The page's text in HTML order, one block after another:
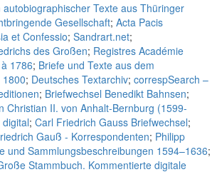
autobiographischer Texte aus Thüringer
Gesellschaft; Acta Pacis
et Confessio; Sandrart.net;
des Großen; Registres Académie
1786; Briefe und Texte aus dem
; Deutsches Textarchiv; correspSearch –
; Briefwechsel Benedikt Bahnsen;
Christian II. von Anhalt-Bernburg (1599-
; Carl Friedrich Gauss Briefwechsel;
Gauß - Korrespondenten; Philipp
und Sammlungsbeschreibungen 1594–1636;
Stammbuch. Kommentierte digitale